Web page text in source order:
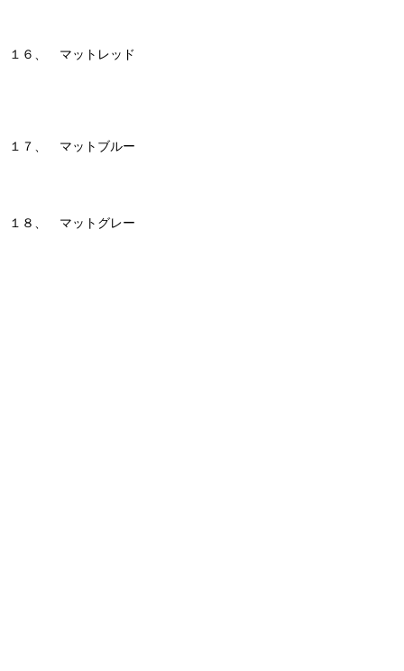
１６、 マットレッド
１７、 マットブルー
１８、 マットグレー